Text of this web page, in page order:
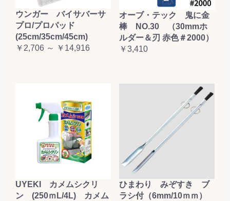
ウンガー バイサバーサ
プロ/プロパッド
(25cm/35cm/45cm)
￥2,706 ～ ￥14,916
オーブ・テック 鬼に金
棒 NO.30 （30mmホ
ルダー＆刃 赤色＃2000）
￥3,410
UYEKI カメムシクリ
ン (250ｍL/4L) カメム
ひまわり みぞすき ブ
ラシ付（6mm/10ｍｍ）